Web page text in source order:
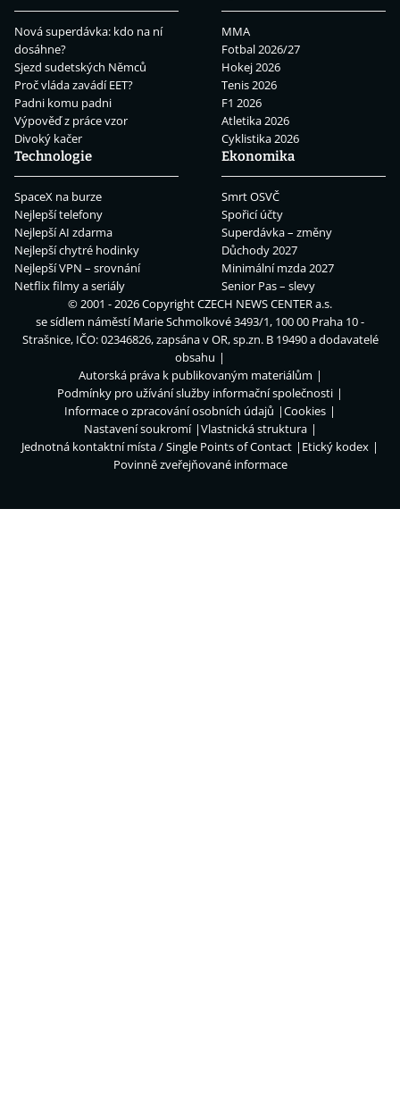
Nová superdávka: kdo na ní
dosáhne?
Sjezd sudetských Němců
Proč vláda zavádí EET?
Padni komu padni
Výpověď z práce vzor
Divoký kačer
MMA
Fotbal 2026/27
Hokej 2026
Tenis 2026
F1 2026
Atletika 2026
Cyklistika 2026
Technologie
SpaceX na burze
Nejlepší telefony
Nejlepší AI zdarma
Nejlepší chytré hodinky
Nejlepší VPN – srovnání
Netflix filmy a seriály
Ekonomika
Smrt OSVČ
Spořicí účty
Superdávka – změny
Důchody 2027
Minimální mzda 2027
Senior Pas – slevy
© 2001 - 2026 CopyrightCZECH NEWS CENTER a.s.
se sídlem náměstí Marie Schmolkové 3493/1, 100 00 Praha 10 -
Strašnice, IČO: 02346826, zapsána v OR, sp.zn. B 19490 a dodavatelé
obsahu
Autorská práva k publikovaným materiálům
Podmínky pro užívání služby informační společnosti
Informace o zpracování osobních údajů
Cookies
Nastavení soukromí
Vlastnická struktura
Jednotná kontaktní místa / Single Points of Contact
Etický kodex
Povinně zveřejňované informace